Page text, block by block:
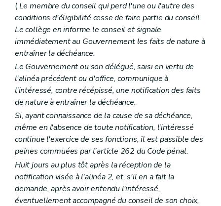
Art. L1313-1
Chapitre IV Equilibre budgétaire
Art. L1314-1
Art. L1314-2
Chapitre V Règlement général de la comptabilité communale
Art. L1315-1
Titre II Charges et dépenses
Chapitre unique
Art. L1321-1
Art. L1321-2
Titre III Recettes
Chapitre premier
Dispositions générales
Art. L1331-1
Art. L1331-2
Art. L1331-3
Chapitre II Financement général des communes
Art. L1332-1
Art. L1332-2
Art. L1332-3
Art. L1332-4
Art. L1332-5
(Le membre du conseil qui perd l'une ou l'autre des
conditions d'éligibilité cesse de faire partie du conseil.
Le collège en informe le conseil et signale
immédiatement au Gouvernement les faits de nature à
entraîner la déchéance.
Le Gouvernement ou son délégué, saisi en vertu de
l'alinéa précédent ou d'office, communique à
l'intéressé, contre récépissé, une notification des faits
de nature à entraîner la déchéance.
Si, ayant connaissance de la cause de sa déchéance,
même en l'absence de toute notification, l'intéressé
continue l'exercice de ses fonctions, il est passible des
peines commuées par l'article 262 du Code pénal.
Huit jours au plus tôt après la réception de la
notification visée à l'alinéa 2, et, s'il en a fait la
demande, après avoir entendu l'intéressé,
éventuellement accompagné du conseil de son choix,